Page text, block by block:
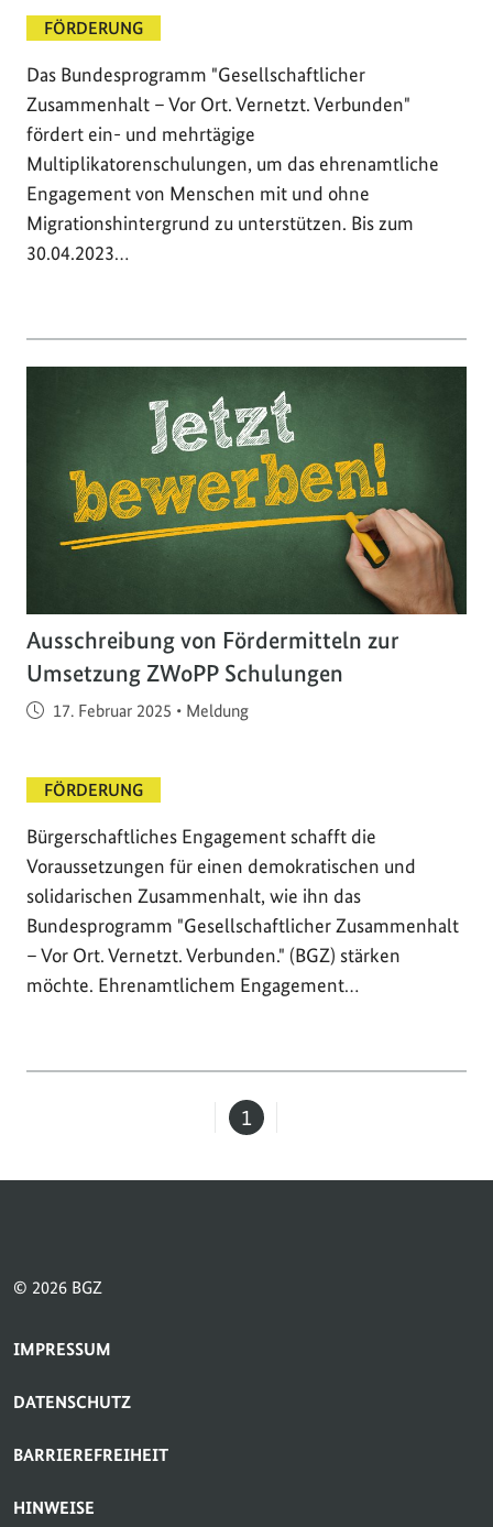
FÖRDERUNG
Das Bundesprogramm "Gesellschaftlicher
Zusammenhalt – Vor Ort. Vernetzt. Verbunden"
fördert ein- und mehrtägige
Multiplikatorenschulungen, um das ehrenamtliche
Engagement von Menschen mit und ohne
Migrationshintergrund zu unterstützen. Bis zum
30.04.2023…
Ausschreibung von Fördermitteln zur
Umsetzung ZWoPP Schulungen
Veröffentlicht am
17. Februar 2025 • Meldung
FÖRDERUNG
Bürgerschaftliches Engagement schafft die
Voraussetzungen für einen demokratischen und
solidarischen Zusammenhalt, wie ihn das
Bundesprogramm "Gesellschaftlicher Zusammenhalt
– Vor Ort. Vernetzt. Verbunden." (BGZ) stärken
möchte. Ehrenamtlichem Engagement…
Seite
1
© 2026 BGZ
SERVICE-NAVIGATION FUSSBEREICH
IMPRESSUM
DATENSCHUTZ
BARRIEREFREIHEIT
HINWEISE